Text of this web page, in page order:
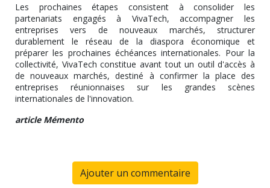
Les prochaines étapes consistent à consolider les
partenariats engagés à VivaTech, accompagner les
entreprises vers de nouveaux marchés, structurer
durablement le réseau de la diaspora économique et
préparer les prochaines échéances internationales. Pour la
collectivité, VivaTech constitue avant tout un outil d'accès à
de nouveaux marchés, destiné à confirmer la place des
entreprises réunionnaises sur les grandes scènes
internationales de l'innovation.
article Mémento
Ajouter un commentaire